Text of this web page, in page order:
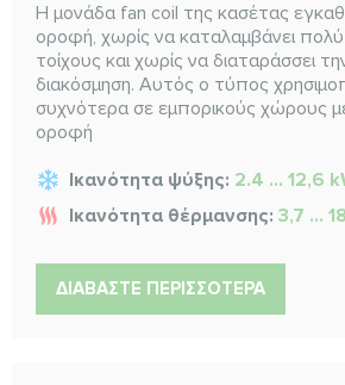
Η μονάδα fan coil της κασέτας
οροφή, χωρίς να καταλαμβάνει
τοίχους και χωρίς να διαταράσσει
διακόσμηση. Αυτός ο τύπος
συχνότερα σε εμπορικούς χώρους
οροφή
Ικανότητα ψύξης: 2.4 ... 12,6
Ικανότητα θέρμανσης: 3,7 ...
ΔΙΑΒΆΣΤΕ ΠΕΡΙΣΣΌΤΕΡΑ